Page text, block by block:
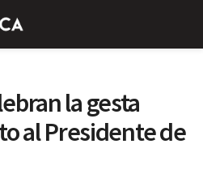
la gesta
al Presidente de